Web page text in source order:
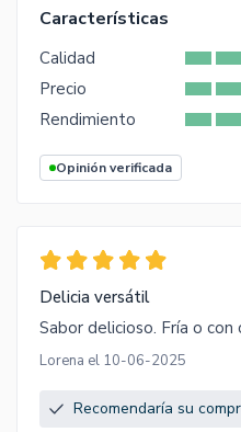
Características
Calidad
Precio
Rendimiento
Opinión verificada
Delicia versátil
Sabor delicioso. Fría o con
Lorena el 10-06-2025
Recomendaría su